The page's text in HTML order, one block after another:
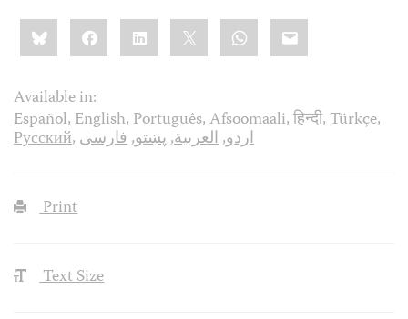
Share
this:BlueskyFacebookLinkedIn WhatsApp
Email
Available in:
Español,English,Português,Afsoomaali,हिन्दी,Türkçe,
Русский, اردو,العربية,پښتو,فارسی
Print
Text Size